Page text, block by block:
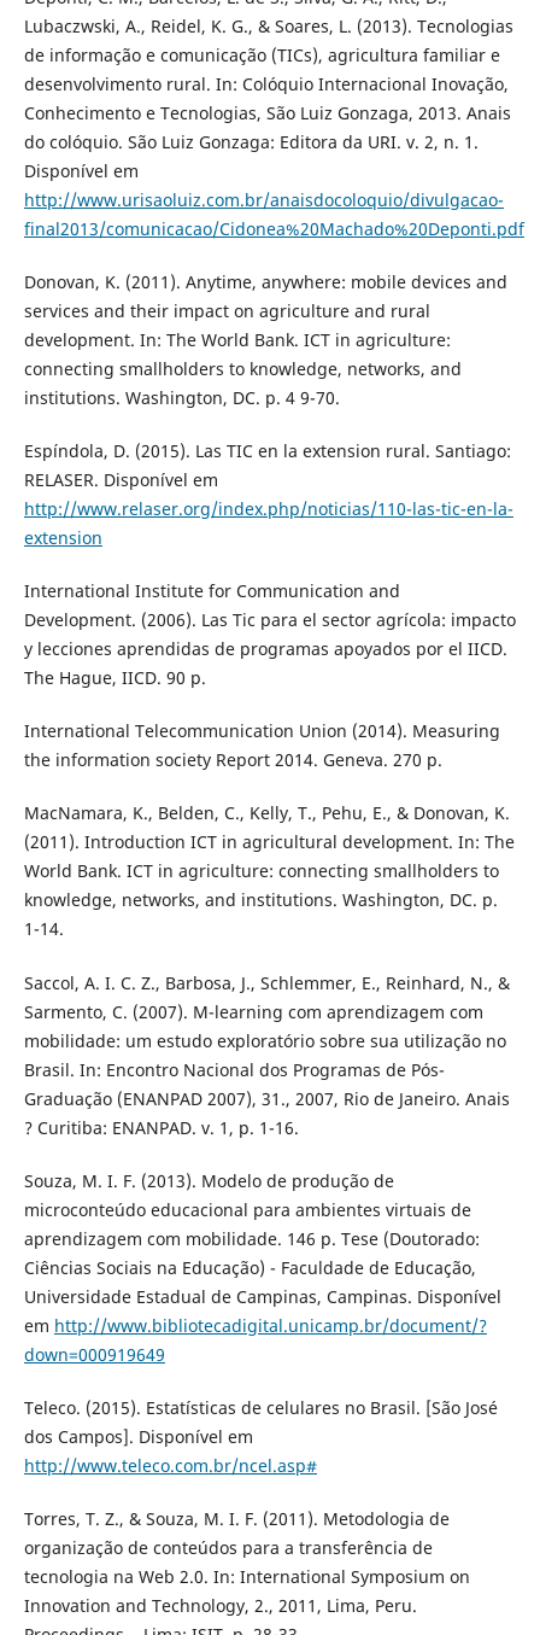
Lubaczwski, A., Reidel, K. G., & Soares, L. (2013). Tecnologias
de informação e comunicação (TICs), agricultura familiar e
desenvolvimento rural. In: Colóquio Internacional Inovação,
Conhecimento e Tecnologias, São Luiz Gonzaga, 2013. Anais
do colóquio. São Luiz Gonzaga: Editora da URI. v. 2, n. 1.
Disponí­vel em
http://www.urisaoluiz.com.br/anaisdocoloquio/divulgacao-
final2013/comunicacao/Cidonea%20Machado%20Deponti.pdf
Donovan, K. (2011). Anytime, anywhere: mobile devices and
services and their impact on agriculture and rural
development. In: The World Bank. ICT in agriculture:
connecting smallholders to knowledge, networks, and
institutions. Washington, DC. p. 4 9-70.
Espí­ndola, D. (2015). Las TIC en la extension rural. Santiago:
RELASER. Disponí­vel em
http://www.relaser.org/index.php/noticias/110-las-tic-en-la-
extension
International Institute for Communication and
Development. (2006). Las Tic para el sector agrí­cola: impacto
y lecciones aprendidas de programas apoyados por el IICD.
The Hague, IICD. 90 p.
International Telecommunication Union (2014). Measuring
the information society Report 2014. Geneva. 270 p.
MacNamara, K., Belden, C., Kelly, T., Pehu, E., & Donovan, K.
(2011). Introduction ICT in agricultural development. In: The
World Bank. ICT in agriculture: connecting smallholders to
knowledge, networks, and institutions. Washington, DC. p.
1-14.
Saccol, A. I. C. Z., Barbosa, J., Schlemmer, E., Reinhard, N., &
Sarmento, C. (2007). M-learning com aprendizagem com
mobilidade: um estudo exploratório sobre sua utilização no
Brasil. In: Encontro Nacional dos Programas de Pós-
Graduação (ENANPAD 2007), 31., 2007, Rio de Janeiro. Anais
? Curitiba: ENANPAD. v. 1, p. 1-16.
Souza, M. I. F. (2013). Modelo de produção de
microconteúdo educacional para ambientes virtuais de
aprendizagem com mobilidade. 146 p. Tese (Doutorado:
Ciências Sociais na Educação) - Faculdade de Educação,
Universidade Estadual de Campinas, Campinas. Disponí­vel
em http://www.bibliotecadigital.unicamp.br/document/?
down=000919649
Teleco. (2015). Estatí­sticas de celulares no Brasil. [São José
dos Campos]. Disponí­vel em
http://www.teleco.com.br/ncel.asp#
Torres, T. Z., & Souza, M. I. F. (2011). Metodologia de
organização de conteúdos para a transferência de
tecnologia na Web 2.0. In: International Symposium on
Innovation and Technology, 2., 2011, Lima, Peru.